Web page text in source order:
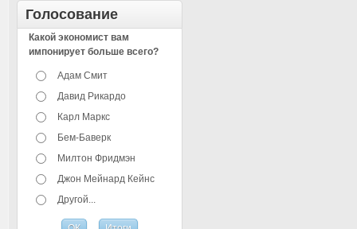
Голосование
Какой экономист вам
импонирует больше всего?
Адам Смит
Давид Рикардо
Карл Маркс
Бем-Баверк
Милтон Фридмэн
Джон Мейнард Кейнс
Другой...